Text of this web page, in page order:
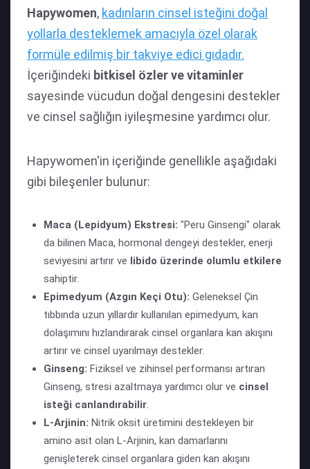
Hapywomen, kadınların cinsel isteğini doğal
yollarla desteklemek amacıyla özel olarak
formüle edilmiş bir takviye edici gıdadır.
İçeriğindeki bitkisel özler ve vitaminler
sayesinde vücudun doğal dengesini destekler
ve cinsel sağlığın iyileşmesine yardımcı olur.
Hapywomen'in içeriğinde genellikle aşağıdaki
gibi bileşenler bulunur:
Maca (Lepidyum) Ekstresi: "Peru Ginsengi" olarak
da bilinen Maca, hormonal dengeyi destekler, enerji
seviyesini artırır ve libido üzerinde olumlu etkilere
sahiptir.
Epimedyum (Azgın Keçi Otu): Geleneksel Çin
tıbbında uzun yıllardır kullanılan epimedyum, kan
dolaşımını hızlandırarak cinsel organlara kan akışını
artırır ve cinsel uyarılmayı destekler.
Ginseng: Fiziksel ve zihinsel performansı artıran
Ginseng, stresi azaltmaya yardımcı olur ve cinsel
isteği canlandırabilir.
L-Arjinin: Nitrik oksit üretimini destekleyen bir
amino asit olan L-Arjinin, kan damarlarını
genişleterek cinsel organlara giden kan akışını